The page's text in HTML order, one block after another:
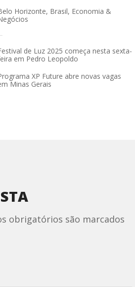
Horizonte, Brasil, Economia &
de Luz 2025 começa nesta sexta-
em Pedro Leopoldo
XP Future abre novas vagas
Minas Gerais
obrigatórios são marcados